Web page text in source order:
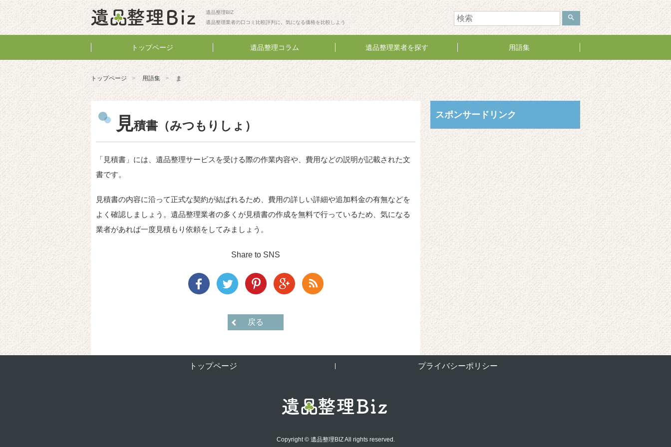
遺品整理BIZ
遺品整理業者の口コミ比較評判に。気になる価格を比較しよう
search
トップページ 遺品整理コラム 遺品整理業者を探す 用語集
トップページ 用語集 ま
見積書（みつもりしょ）
「見積書」には、遺品整理サービスを受ける際の作業内容や、費用などの説明が記載された文
書です。
見積書の内容に沿って正式な契約が結ばれるため、費用の詳しい詳細や追加料金の有無などを
よく確認しましょう。遺品整理業者の多くが見積書の作成を無料で行っているため、気になる
業者があれば一度見積もり依頼をしてみましょう。
Share to SNS
戻る
スポンサードリンク
トップページ プライバシーポリシー
Copyright © 遺品整理BIZ All rights reserved.